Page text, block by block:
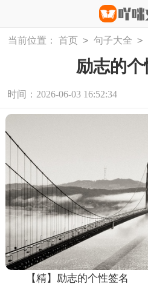
当前位置： 首页 > 句子大全 >
励志的个
时间：2026-06-03 16:52:34
【精】励志的个性签名